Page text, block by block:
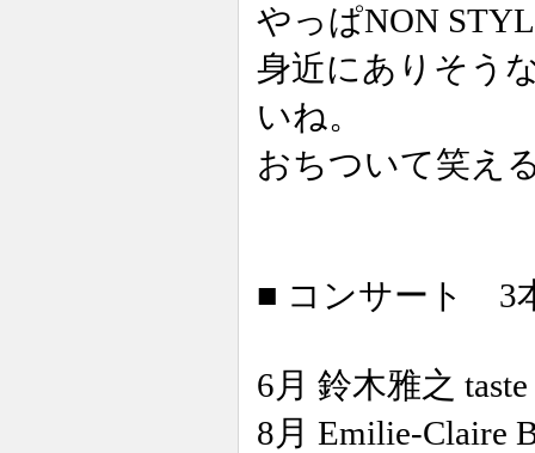
やっぱNON
身近にありそう
いね。
おちついて笑え
■ コンサート 3
6月 鈴木雅之
8月 Emilie-Claire